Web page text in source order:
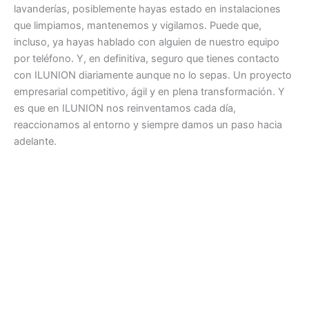
lavanderías, posiblemente hayas estado en instalaciones
que limpiamos, mantenemos y vigilamos. Puede que,
incluso, ya hayas hablado con alguien de nuestro equipo
por teléfono. Y, en definitiva, seguro que tienes contacto
con ILUNION diariamente aunque no lo sepas. Un proyecto
empresarial competitivo, ágil y en plena transformación. Y
es que en ILUNION nos reinventamos cada día,
reaccionamos al entorno y siempre damos un paso hacia
adelante.